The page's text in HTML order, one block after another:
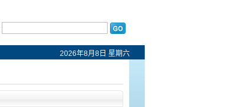
2026年8月8日 星期六